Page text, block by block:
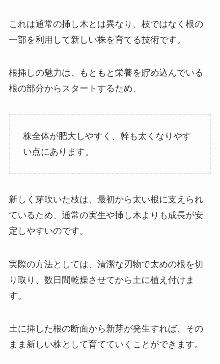
これは通常の挿し木とは異なり、枝ではなく根の
一部を利用して新しい株を育てる技術です。
根挿しの魅力は、もともと栄養を貯め込んでいる
根の部分からスタートするため、
株全体が肥大しやすく、幹も太くなりやす
い点にあります。
新しく芽吹いた枝は、最初から太い根に支えられ
ているため、通常の実生や挿し木よりも成長が安
定しやすいのです。
実際の方法としては、清潔な刃物で太めの根を切
り取り、数日間乾燥させてから土に植え付けま
す。
土に挿した根の断面から新芽が発生すれば、その
まま新しい株として育てていくことができます。